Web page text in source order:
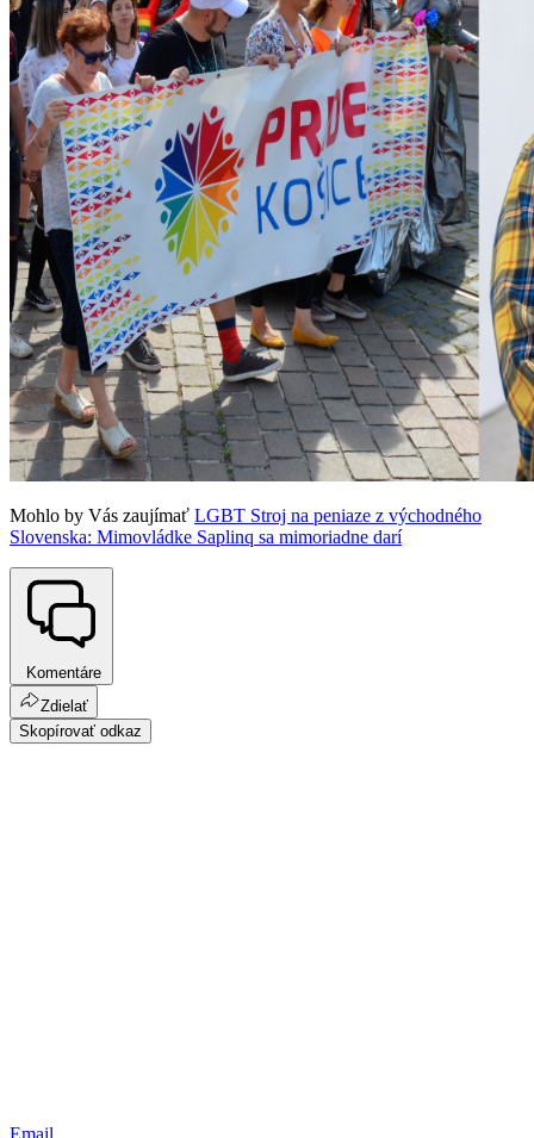
Mohlo by Vás zaujímať LGBT Stroj na peniaze z východného
Slovenska: Mimovládke Saplinq sa mimoriadne darí
Komentáre
Zdielať
Skopírovať odkaz
Email